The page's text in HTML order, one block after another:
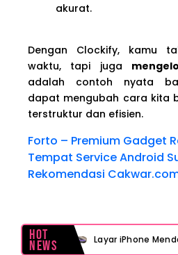
akurat.
Dengan Clockify, kamu
waktu, tapi juga
adalah contoh nyata
dapat mengubah cara kita
terstruktur dan efisien.
Forto – Premium Gadget
Tempat Service Android
Rekomendasi
Hot
News